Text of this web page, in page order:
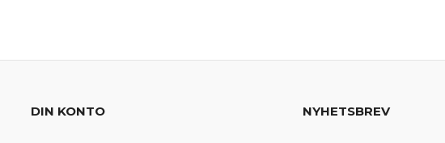
DIN KONTO NYHETSBREV